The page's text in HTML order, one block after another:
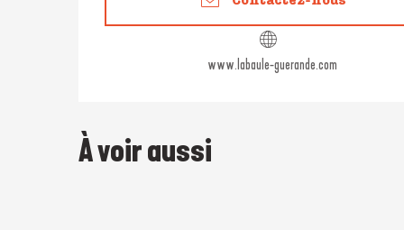
www.labaule-guerande.com
À voir aussi